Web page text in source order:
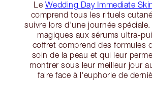
Le Wedding Day Immediate
comprend tous les rituels
suivre lors d'une journée
magiques aux sérums ultra-
coffret comprend des formules
soin de la peau et qui leur
montrer sous leur meilleur jour
faire face à l'euphorie de